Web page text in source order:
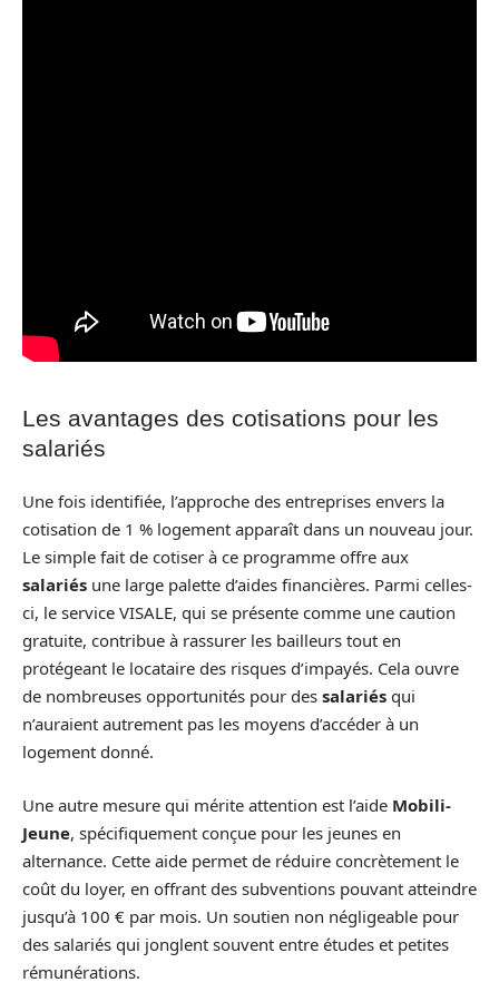
Les avantages des cotisations pour les
salariés
Une fois identifiée, l’approche des entreprises envers la
cotisation de 1 % logement apparaît dans un nouveau jour.
Le simple fait de cotiser à ce programme offre aux
salariés une large palette d’aides financières. Parmi celles-
ci, le service VISALE, qui se présente comme une caution
gratuite, contribue à rassurer les bailleurs tout en
protégeant le locataire des risques d’impayés. Cela ouvre
de nombreuses opportunités pour des salariés qui
n’auraient autrement pas les moyens d’accéder à un
logement donné.
Une autre mesure qui mérite attention est l’aide Mobili-
Jeune, spécifiquement conçue pour les jeunes en
alternance. Cette aide permet de réduire concrètement le
coût du loyer, en offrant des subventions pouvant atteindre
jusqu’à 100 € par mois. Un soutien non négligeable pour
des salariés qui jonglent souvent entre études et petites
rémunérations.